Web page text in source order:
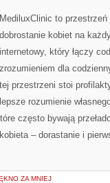
MediluxClinic to
dobrostanie kobiet na
internetowy, który łączy
zrozumieniem dla
tej przestrzeni stoi
lepsze rozumienie
często bywają
– dorastanie i
ZA MNIEJ